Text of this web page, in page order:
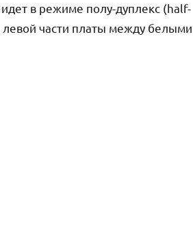
в режиме полу-дуплекс (half-
левой части платы между